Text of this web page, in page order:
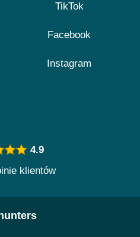
TikTok
Facebook
Instagram
4.9
klientów